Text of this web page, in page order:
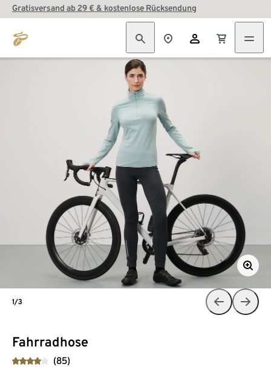
Gratisversand ab 29 € & kostenlose Rücksendung
Fahrradhose
(85)
1/3